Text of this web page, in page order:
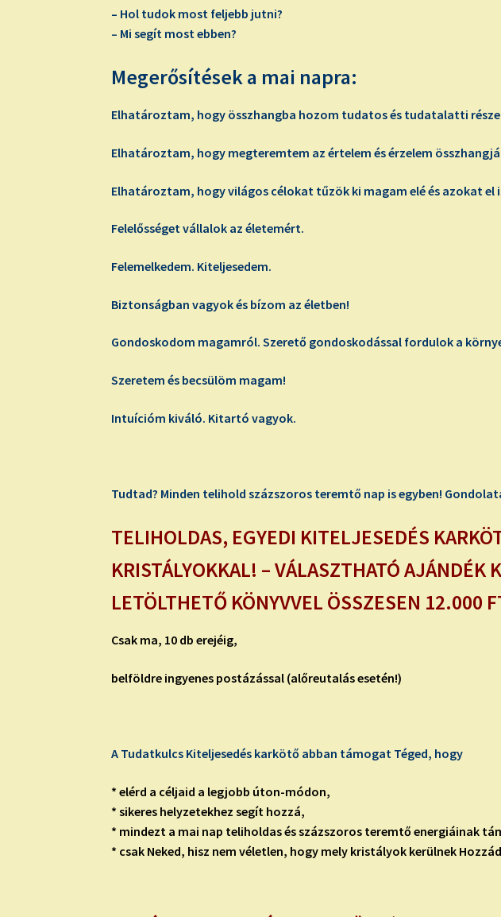
– Hol tudok most feljebb jutni?
– Mi segít most ebben?
Megerősítések a mai napra:
Elhatároztam, hogy összhangba hozom tudatos és tudatalatti
Elhatároztam, hogy megteremtem az értelem és érzelem
Elhatároztam, hogy világos célokat tűzök ki magam elé és azokat el
Felelősséget vállalok az életemért.
Felemelkedem. Kiteljesedem.
Biztonságban vagyok és bízom az életben!
Gondoskodom magamról. Szerető gondoskodással fordulok a
Szeretem és becsülöm magam!
Intuícióm kiváló. Kitartó vagyok.
Tudtad? Minden telihold százszoros teremtő nap is egyben!
TELIHOLDAS, EGYEDI KITELJESEDÉS
KRISTÁLYOKKAL! – VÁLASZTHATÓ AJÁNDÉK
LETÖLTHETŐ KÖNYVVEL ÖSSZESEN 12.000
Csak ma, 10 db erejéig,
belföldre ingyenes postázással (alőreutalás esetén!)
A Tudatkulcs Kiteljesedés karkötő abban támogat Téged, hogy
* elérd a céljaid a legjobb úton-módon,
* sikeres helyzetekhez segít hozzá,
* mindezt a mai nap teliholdasés százszoros teremtő energiáinak
* csak Neked, hisz nem véletlen, hogy mely kristályok kerülnek